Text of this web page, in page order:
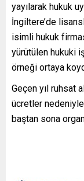
yayılarak hukuk
İngiltere’de
isimli hukuk
yürütülen hukuki
örneği ortaya
Geçen yıl ruhsat
ücretler nedeniyle
baştan sona